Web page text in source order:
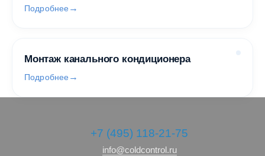
Подробнее
Монтаж канального кондиционера
Подробнее
+7 (495) 118-21-75
info@coldcontrol.ru